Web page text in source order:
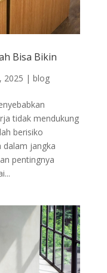
Bisa Bikin
2025 | blog
tidak mendukung
berisiko
dalam jangka
pentingnya